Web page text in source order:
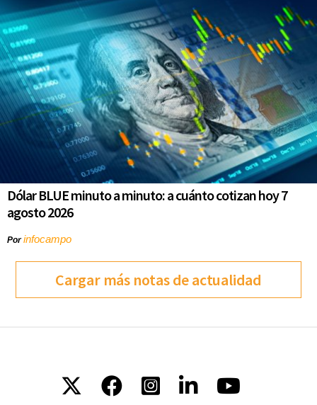
Dólar BLUE minuto a minuto: a cuánto cotizan hoy 7
agosto 2026
Porinfocampo
Cargar más notas de actualidad